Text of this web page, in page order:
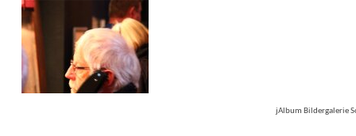
jAlbum Bildergalerie